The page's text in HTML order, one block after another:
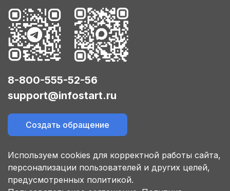
8-800-555-52-56
support@infostart.ru
Создать обращение
Используем cookies для корректной работы сайта,
персонализации пользователей и других целей,
предусмотренных политикой.